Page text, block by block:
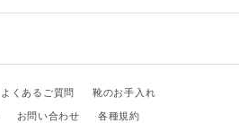
よくあるご質問
靴のお手入れ
お問い合わせ
各種規約